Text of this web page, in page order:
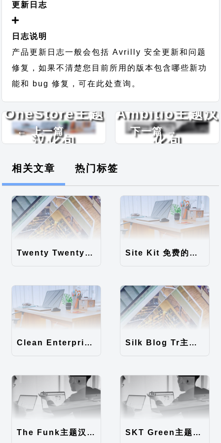
更新日志
日志说明
产品更新日志一般会包括 Avrilly 安全更新和问题
修复，如果不清楚您目前所用的版本包含哪些新功
能和 bug 修复，可在此处查询。
← 上一篇
OneStore主题
汉化包
下一篇 →
Ambitio主题汉
化包
相关文章 热门标签
Twenty Twenty-Five 免费的WordPress内容主题 Site Kit 免费的WordPress数据统计插件
Clean Enterprise主题汉化包 Silk Blog Tr主题汉化包
The Funk主题汉化包 SKT Green主题汉化包